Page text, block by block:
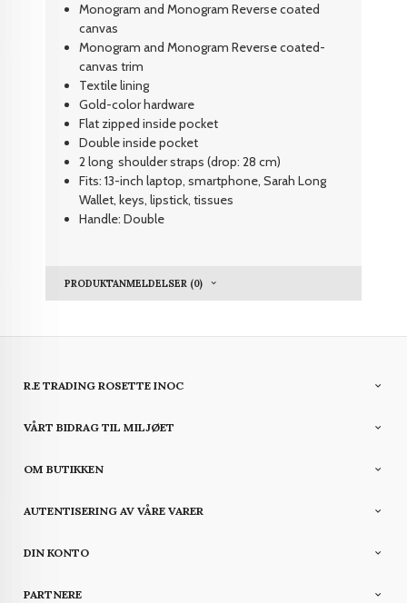
Monogram and Monogram Reverse coated
canvas
Monogram and Monogram Reverse coated-
canvas trim
Textile lining
Gold-color hardware
Flat zipped inside pocket
Double inside pocket
2 long shoulder straps (drop: 28 cm)
Fits: 13-inch laptop, smartphone, Sarah Long
Wallet, keys, lipstick, tissues
Handle: Double
PRODUKTANMELDELSER (0)
R.E TRADING ROSETTE INOC
VÅRT BIDRAG TIL MILJØET
OM BUTIKKEN
AUTENTISERING AV VÅRE VARER
DIN KONTO
PARTNERE